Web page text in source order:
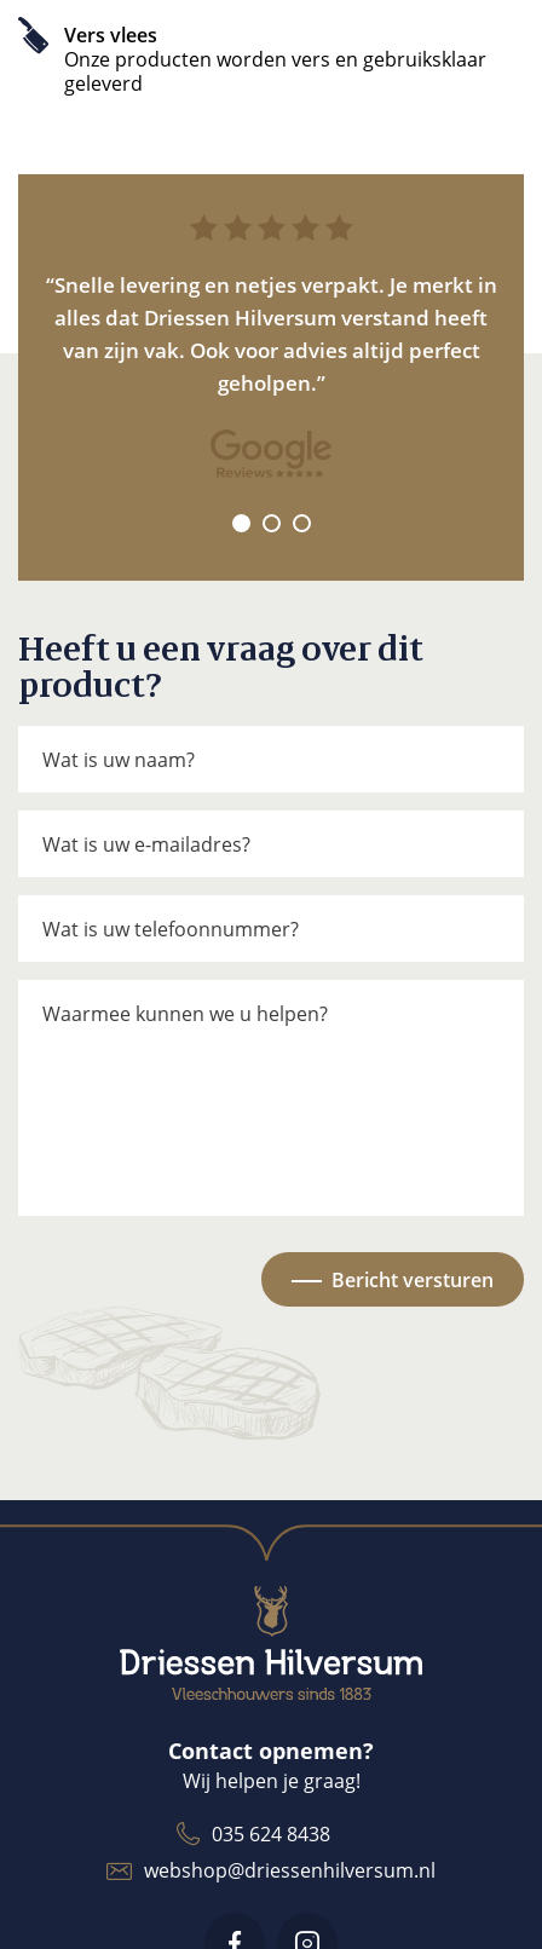
Vers vlees
Onze producten worden vers en gebruiksklaar
geleverd
“Snelle levering en netjes verpakt. Je merkt in
alles dat Driessen Hilversum verstand heeft
van zijn vak. Ook voor advies altijd perfect
geholpen.”
Heeft u een vraag over dit
product?
Wat is uw naam?
Wat is uw e-mailadres?
Wat is uw telefoonnummer?
Waarmee kunnen we u helpen?
Bericht versturen
Contact opnemen?
Wij helpen je graag!
035 624 8438
webshop@driessenhilversum.nl